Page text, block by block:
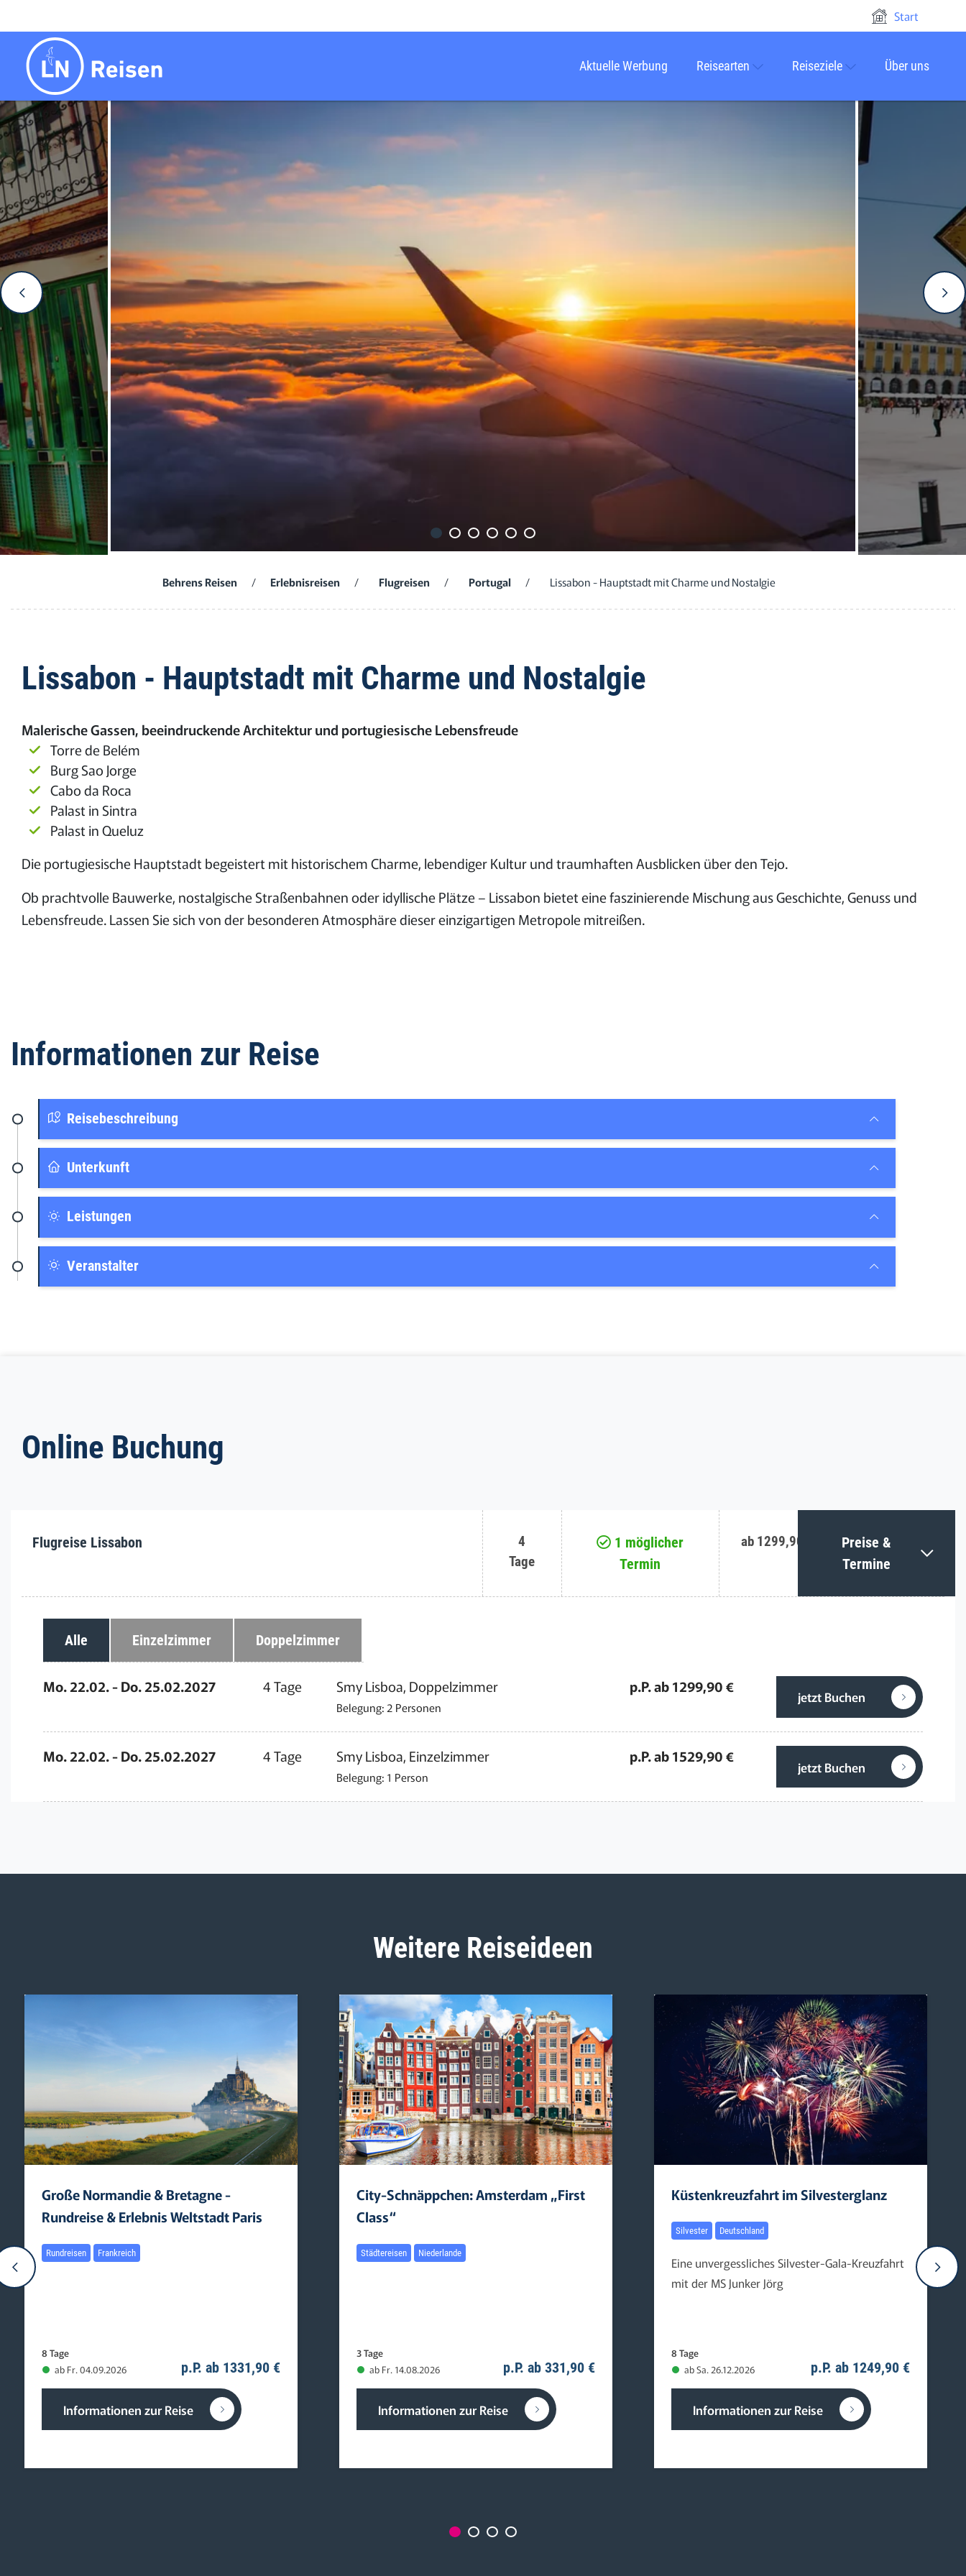
Start
Aktuelle Werbung Reisearten Reiseziele Über uns
Behrens Reisen / Erlebnisreisen / Flugreisen / Portugal / Lissabon - Hauptstadt mit Charme und Nostalgie
Lissabon - Hauptstadt mit Charme und Nostalgie
Malerische Gassen, beeindruckende Architektur und portugiesische Lebensfreude
Torre de Belém
Burg Sao Jorge
Cabo da Roca
Palast in Sintra
Palast in Queluz
Die portugiesische Hauptstadt begeistert mit historischem Charme, lebendiger Kultur und traumhaften Ausblicken über den Tejo.
Ob prachtvolle Bauwerke, nostalgische Straßenbahnen oder idyllische Plätze – Lissabon bietet eine faszinierende Mischung aus Geschichte, Genuss und
Lebensfreude. Lassen Sie sich von der besonderen Atmosphäre dieser einzigartigen Metropole mitreißen.
Informationen zur Reise
Reisebeschreibung
Unterkunft
Leistungen
Veranstalter
Online Buchung
Flugreise Lissabon
4
Tage
1 möglicher
Termin
ab 1299,90 €
Preise &
Termine
Alle Einzelzimmer Doppelzimmer
Mo. 22.02. - Do. 25.02.2027 4 Tage Smy Lisboa, Doppelzimmer
Belegung: 2 Personen
p.P. ab 1299,90 €
jetzt Buchen
Mo. 22.02. - Do. 25.02.2027 4 Tage Smy Lisboa, Einzelzimmer
Belegung: 1 Person
p.P. ab 1529,90 €
jetzt Buchen
Weitere Reiseideen
Große Normandie & Bretagne -
Rundreise & Erlebnis Weltstadt Paris
Rundreisen Frankreich
8 Tage
ab Fr. 04.09.2026
p.P. ab 1331,90 €
Informationen zur Reise
City-Schnäppchen: Amsterdam „First
Class“
Städtereisen Niederlande
3 Tage
ab Fr. 14.08.2026
p.P. ab 331,90 €
Informationen zur Reise
Küstenkreuzfahrt im Silvesterglanz
Silvester Deutschland
Eine unvergessliches Silvester-Gala-Kreuzfahrt
mit der MS Junker Jörg
8 Tage
ab Sa. 26.12.2026
p.P. ab 1249,90 €
Informationen zur Reise